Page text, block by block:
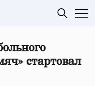
стартовал